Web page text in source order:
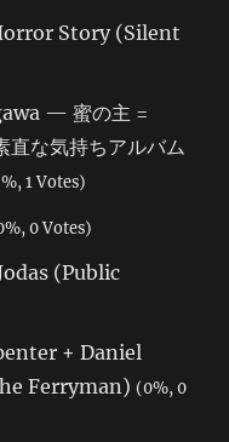
Story (Silent
— 蜜の主 =
な気持ちアルバム
1 Votes)
0 Votes)
(Public
+ Daniel
Ferryman) (0%, 0